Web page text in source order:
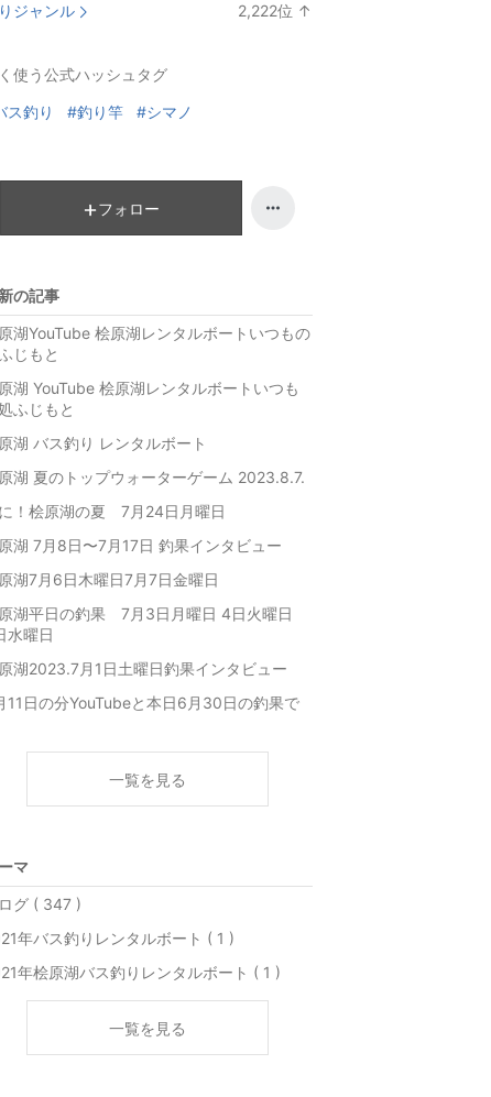
ジャンル 2,222位 ↑
使う公式ハッシュタグ
ス釣り #釣り竿 #シマノ
フォロー
の記事
湖YouTube 桧原湖レンタルボートいつもの
じもと
湖 YouTube 桧原湖レンタルボートいつも
ふじもと
湖 バス釣り レンタルボート
湖 夏のトップウォーターゲーム 2023.8.7.
！桧原湖の夏 7月24日月曜日
湖 7月8日〜7月17日 釣果インタビュー
湖7月6日木曜日7月7日金曜日
湖平日の釣果 7月3日月曜日 4日火曜日
水曜日
湖2023.7月1日土曜日釣果インタビュー️
11日の分YouTubeと本日6月30日の釣果で
一覧を見る
マ
グ ( 347 )
年バス釣りレンタルボート ( 1 )
年桧原湖バス釣りレンタルボート ( 1 )
一覧を見る